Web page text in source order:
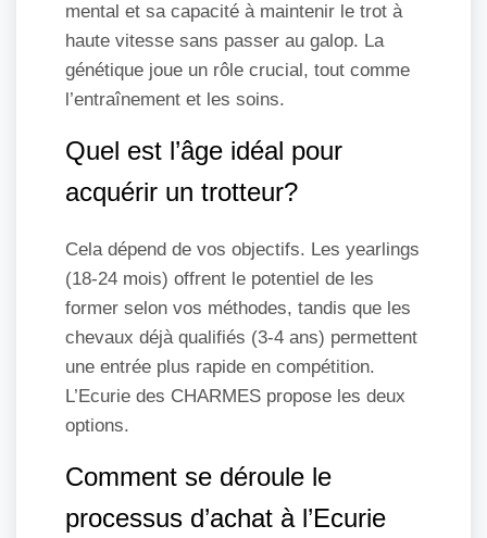
mental et sa capacité à maintenir le trot à
haute vitesse sans passer au galop. La
génétique joue un rôle crucial, tout comme
l’entraînement et les soins.
Quel est l’âge idéal pour
acquérir un trotteur?
Cela dépend de vos objectifs. Les yearlings
(18-24 mois) offrent le potentiel de les
former selon vos méthodes, tandis que les
chevaux déjà qualifiés (3-4 ans) permettent
une entrée plus rapide en compétition.
L’Ecurie des CHARMES propose les deux
options.
Comment se déroule le
processus d’achat à l’Ecurie